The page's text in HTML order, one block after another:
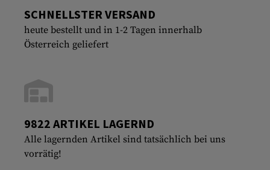
SCHNELLSTER VERSAND
heute bestellt und in 1-2 Tagen innerhalb
Österreich geliefert
9822 ARTIKEL LAGERND
Alle lagernden Artikel sind tatsächlich bei uns
vorrätig!